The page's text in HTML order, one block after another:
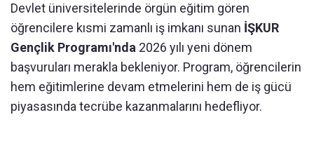
Devlet üniversitelerinde örgün eğitim gören
öğrencilere kısmi zamanlı iş imkanı sunan İŞKUR
Gençlik Programı'nda 2026 yılı yeni dönem
başvuruları merakla bekleniyor. Program, öğrencilerin
hem eğitimlerine devam etmelerini hem de iş gücü
piyasasında tecrübe kazanmalarını hedefliyor.